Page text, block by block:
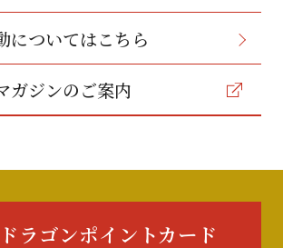
についてはこちら
ガジンのご案内
ドラゴンポイントカード